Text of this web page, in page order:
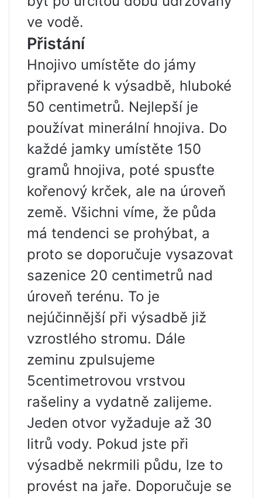
ve vodě.
Přistání
Hnojivo umístěte do jámy
připravené k výsadbě, hluboké
50 centimetrů. Nejlepší je
používat minerální hnojiva. Do
každé jamky umístěte 150
gramů hnojiva, poté spusťte
kořenový krček, ale na úroveň
země. Všichni víme, že půda
má tendenci se prohýbat, a
proto se doporučuje vysazovat
sazenice 20 centimetrů nad
úroveň terénu. To je
nejúčinnější při výsadbě již
vzrostlého stromu. Dále
zeminu zpulsujeme
5centimetrovou vrstvou
rašeliny a vydatně zalijeme.
Jeden otvor vyžaduje až 30
litrů vody. Pokud jste při
výsadbě nekrmili půdu, lze to
provést na jaře. Doporučuje se